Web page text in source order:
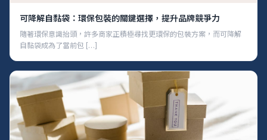
可降解自黏袋：環保包裝的關鍵選擇，提升品牌競爭力
隨著環保意識抬頭，許多商家正積極尋找更環保的包裝方案，而可降解
自黏袋成為了當前包 […]